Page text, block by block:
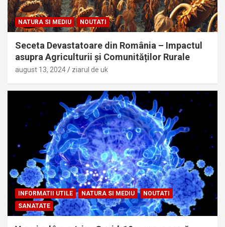
NATURA SI MEDIU NOUTATI
Seceta Devastatoare din România – Impactul
asupra Agriculturii și Comunităților Rurale
august 13, 2024 ziarul de uk
INFORMATII UTILE NATURA SI MEDIU
NOUTATI
SANATATE